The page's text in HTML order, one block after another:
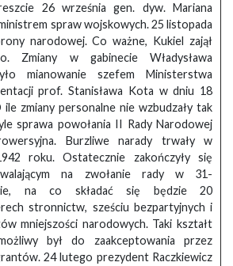
26 września gen. dyw. Mariana
spraw wojskowych. 25 listopada
narodowej. Co ważne, Kukiel zajął
Zmiany w gabinecie Władysława
mianowanie szefem Ministerstwa
prof. Stanisława Kota w dniu 18
zmiany personalne nie wzbudzały tak
sprawa powołania II Rady Narodowej
Burzliwe narady trwały w
roku. Ostatecznie zakończyły się
na zwołanie rady w 31-
na co składać się będzie 20
stronnictw, sześciu bezpartyjnych i
mniejszości narodowych. Taki kształt
był do zaakceptowania przez
24 lutego prezydent Raczkiewicz